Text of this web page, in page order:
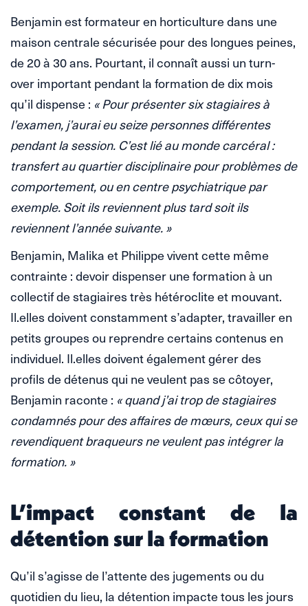
Benjamin est formateur en horticulture dans une
maison centrale sécurisée pour des longues peines,
de 20 à 30 ans. Pourtant, il connaît aussi un turn-
over important pendant la formation de dix mois
qu’il dispense : « Pour présenter six stagiaires à
l’examen, j’aurai eu seize personnes différentes
pendant la session. C’est lié au monde carcéral :
transfert au quartier disciplinaire pour problèmes de
comportement, ou en centre psychiatrique par
exemple. Soit ils reviennent plus tard soit ils
reviennent l’année suivante. »
Benjamin, Malika et Philippe vivent cette même
contrainte : devoir dispenser une formation à un
collectif de stagiaires très hétéroclite et mouvant.
Il.elles doivent constamment s’adapter, travailler en
petits groupes ou reprendre certains contenus en
individuel. Il.elles doivent également gérer des
profils de détenus qui ne veulent pas se côtoyer,
Benjamin raconte : « quand j’ai trop de stagiaires
condamnés pour des affaires de mœurs, ceux qui se
revendiquent braqueurs ne veulent pas intégrer la
formation. »
L’impact constant de la
détention sur la formation
Qu’il s’agisse de l’attente des jugements ou du
quotidien du lieu, la détention impacte tous les jours